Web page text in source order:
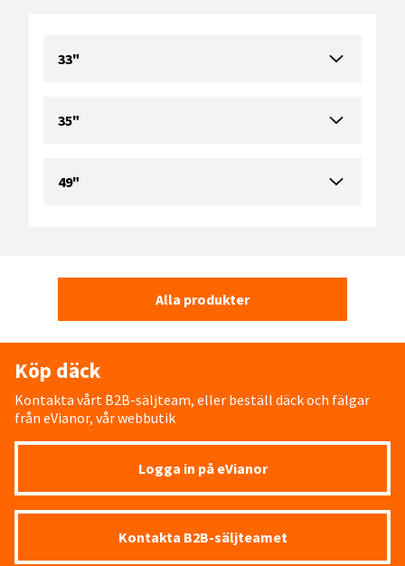
33"
35"
49"
Alla produkter
Köp däck
Kontakta vårt B2B-säljteam, eller beställ däck och fälgar
från eVianor, vår webbutik
Logga in på eVianor
Kontakta B2B-säljteamet